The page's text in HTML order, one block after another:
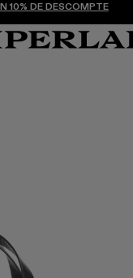
10% DE DESCOMPTE